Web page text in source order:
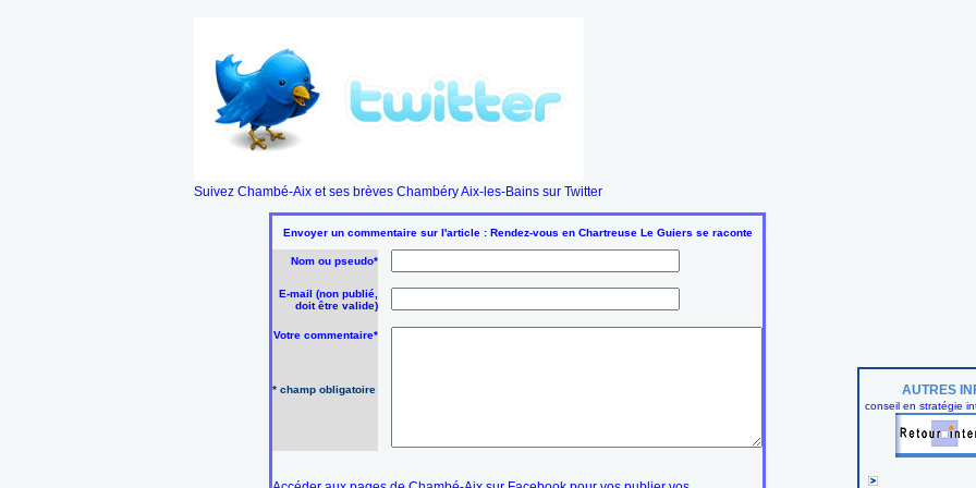
Suivez Chambé-Aix et ses brèves Chambéry Aix-les-Bains sur Twitter
Envoyer un commentaire sur l'article : Rendez-vous en Chartreuse Le Guiers se raconte
Nom ou pseudo*
E-mail (non publié,
doit être valide)
Votre commentaire*
* champ obligatoire AUTRES
conseil en stratégie